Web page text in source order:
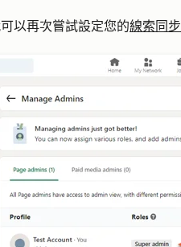
可以再次嘗試設定您的線索同步